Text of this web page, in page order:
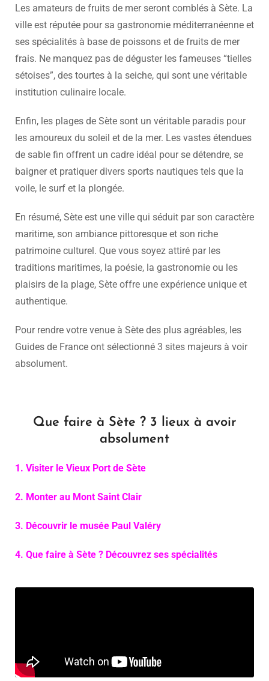
Les amateurs de fruits de mer seront comblés à Sète. La
ville est réputée pour sa gastronomie méditerranéenne et
ses spécialités à base de poissons et de fruits de mer
frais. Ne manquez pas de déguster les fameuses “tielles
sétoises”, des tourtes à la seiche, qui sont une véritable
institution culinaire locale.
Enfin, les plages de Sète sont un véritable paradis pour
les amoureux du soleil et de la mer. Les vastes étendues
de sable fin offrent un cadre idéal pour se détendre, se
baigner et pratiquer divers sports nautiques tels que la
voile, le surf et la plongée.
En résumé, Sète est une ville qui séduit par son caractère
maritime, son ambiance pittoresque et son riche
patrimoine culturel. Que vous soyez attiré par les
traditions maritimes, la poésie, la gastronomie ou les
plaisirs de la plage, Sète offre une expérience unique et
authentique.
Pour rendre votre venue à Sète des plus agréables, les
Guides de France ont sélectionné 3 sites majeurs à voir
absolument.
Que faire à Sète ? 3 lieux à avoir
absolument
1. Visiter le Vieux Port de Sète
2. Monter au Mont Saint Clair
3. Découvrir le musée Paul Valéry
4. Que faire à Sète ? Découvrez ses spécialités